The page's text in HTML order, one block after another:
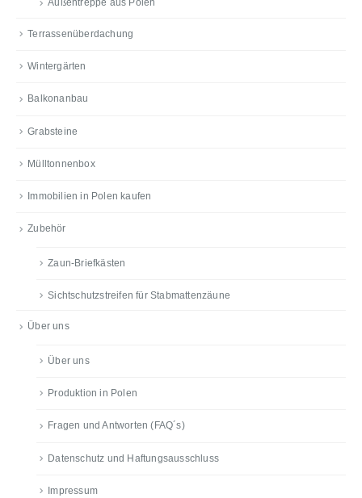
Außentreppe aus Polen
Terrassenüberdachung
Wintergärten
Balkonanbau
Grabsteine
Mülltonnenbox
Immobilien in Polen kaufen
Zubehör
Zaun-Briefkästen
Sichtschutzstreifen für Stabmattenzäune
Über uns
Über uns
Produktion in Polen
Fragen und Antworten (FAQ´s)
Datenschutz und Haftungsausschluss
Impressum